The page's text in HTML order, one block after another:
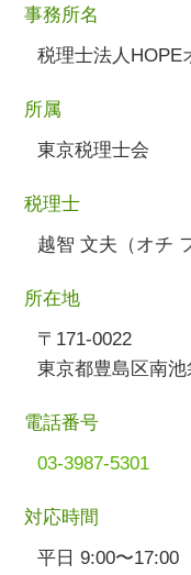
事務所名
税理士法人HOPE
所属
東京税理士会
税理士
越智 文夫（オチ
所在地
〒171-0022
東京都豊島区南
電話番号
03-3987-5301
対応時間
平日 9:00〜17:00